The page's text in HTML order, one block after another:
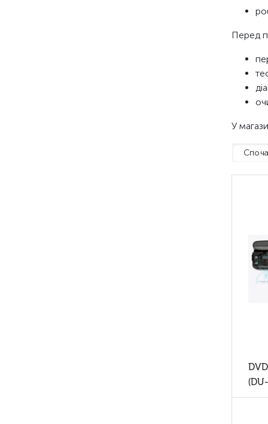
Перед
У